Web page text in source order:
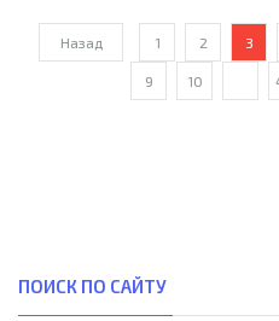
(Турция). Марибор: 33. Ясмин
Назад 1 2 3
9 10
ПОИСК ПО САЙТУ